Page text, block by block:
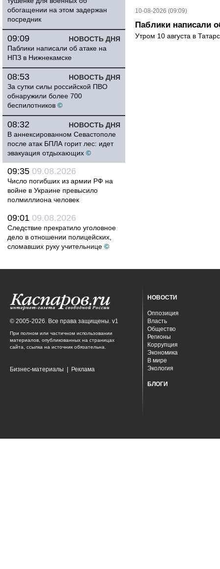
обогащении на этом задержан
посредник
НОВОСТЬ ДНЯ
09:09
Паблики написали об атаке на
НПЗ в Нижнекамске
НОВОСТЬ ДНЯ
08:53
За сутки силы российской ПВО
обнаружили более 700
беспилотников ©
НОВОСТЬ ДНЯ
08:32
В аннексированном Севастополе
после атак БПЛА горит лес: идет
эвакуация отдыхающих ©
09:35 09.08.2026
Число погибших из армии РФ на
войне в Украине превысило
полмиллиона человек
09:01 09.08.2026
Следствие прекратило уголовное
дело в отношении полицейских,
сломавших руку учительнице ©
10-08-2026 (09:09)
Паблики написали
Утром 10 августа в
© 2005-2026. Все права защищены. v1
При полном или частичном использовании
материалов, опубликованных на страницах
сайта, ссылка на источник обязательна.
Бизнес-материалы Реклама
НОВОСТИ
Оппозиция
Власть
Общество
Регионы
Коррупция
Экономика
В мире
Экология
БЛОГИ